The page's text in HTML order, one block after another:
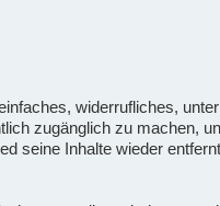
widerrufliches,
zugänglich zu machen,
seine Inhalte wieder